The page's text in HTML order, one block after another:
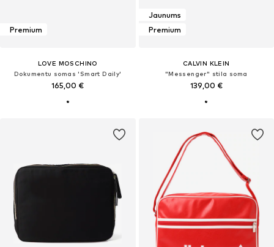
Premium
LOVE MOSCHINO
Dokumentu somas 'Smart Daily'
165,00 €
Jaunums
Premium
CALVIN KLEIN
"Messenger" stila soma
139,00 €